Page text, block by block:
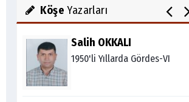
Köşe Yazarları
Salih OKKALI
1950'li Yıllarda Gördes-VI